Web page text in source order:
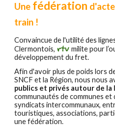
Une fédération
train !
Convaincue de l'utilité des
Clermontois, rtv milite pour
développement du fret.
Afin d'avoir plus de poids lors
SNCF et la Région, nous nous
publics et privés autour de la
communautés de communes
syndicats intercommunaux,
touristiques, associations,
une fédération.